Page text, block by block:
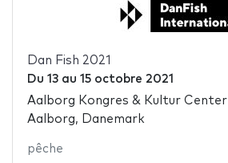
Dan Fish 2021
Du 13au 15 octobre 2021
Aalborg Kongres & Kultur Center
Aalborg, Danemark
pêche